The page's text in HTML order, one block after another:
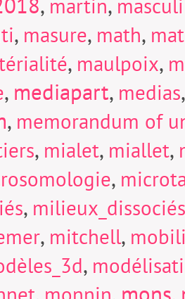
martin
, masure, math,
, maulpoix,
, mediapart, medias
, memorandum of
, mialet, miallet,
,
, milieux_dissociés
, mitchell,
,